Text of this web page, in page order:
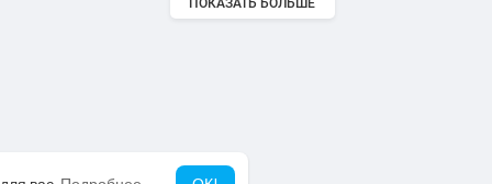
ПОКАЗАТЬ БОЛЬШЕ